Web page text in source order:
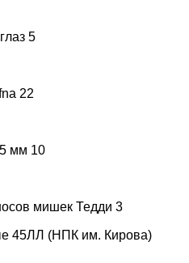
5
22
мм 10
мишек Тедди 3
45ЛЛ (НПК им. Кирова)